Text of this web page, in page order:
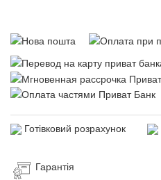
Готівковий розрахунок
Гарантія